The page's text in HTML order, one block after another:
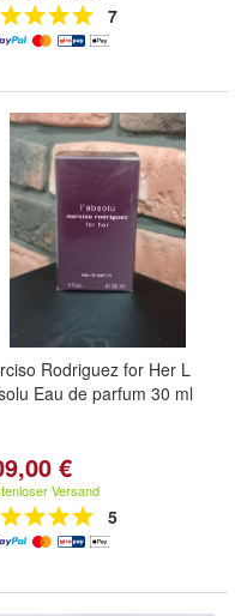
7
Rodriguez for Her L
Eau de parfum 30 ml
€
Versand
5